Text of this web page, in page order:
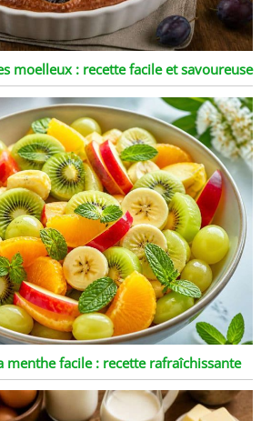
moelleux : recette facile et savoureuse
menthe facile : recette rafraîchissante